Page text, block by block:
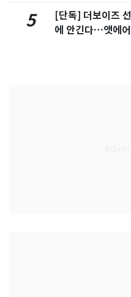
5
[단독] 더보이즈
에 안긴다…앳에